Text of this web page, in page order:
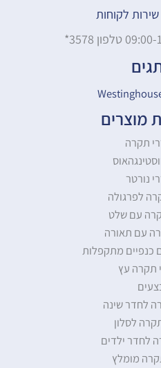
לקוחות
מוצרים
תקרה
נורטר
לפרגולה
עם שלט
עם תאורה
כנפיים מתקפלות
תקרה עץ
לחדר שינה
לסלון
לחדר ילדים
מומלץ